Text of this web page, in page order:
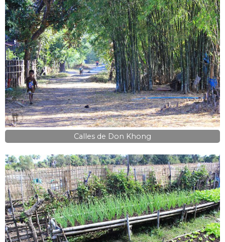
Calles de Don Khong